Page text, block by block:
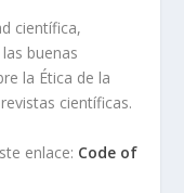
científica,
buenas
la Ética de la
científicas.
enlace: Code of